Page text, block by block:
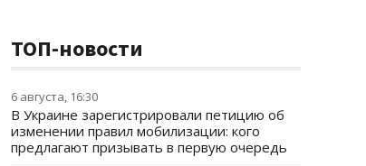
ТОП-новости
6 августа, 16:30
В Украине зарегистрировали петицию об
изменении правил мобилизации: кого
предлагают призывать в первую очередь